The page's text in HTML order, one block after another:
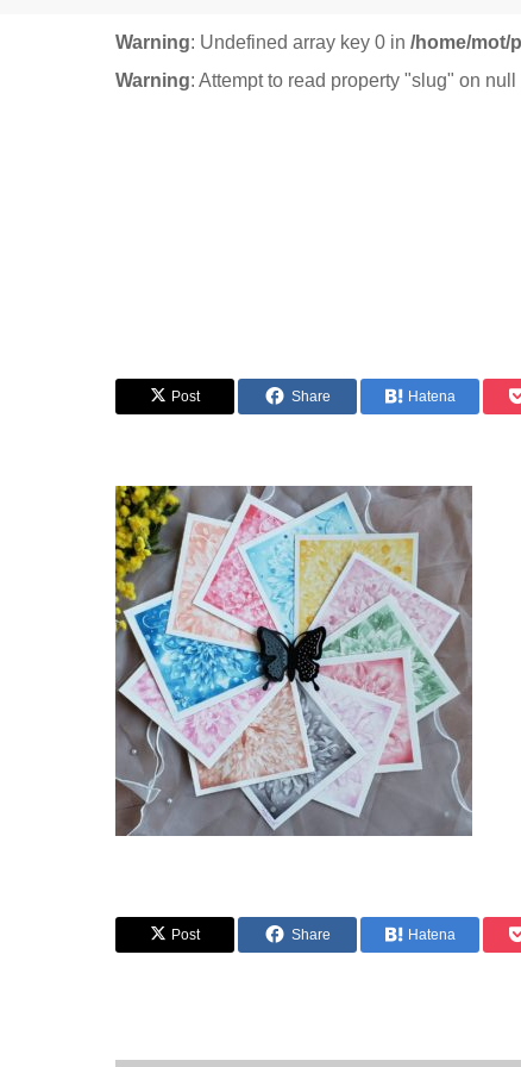
Warning: Undefined array key 0 in /home/mot/
Warning: Attempt to read property "slug" on null
Post Share Hatena
Post Share Hatena